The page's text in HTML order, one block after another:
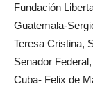
Guatemala-
Teresa Cristina,
Senador
Cuba- Felix de
Daniel Lacalle,